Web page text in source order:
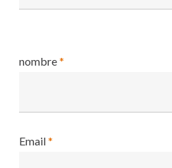
nombre*
Email*